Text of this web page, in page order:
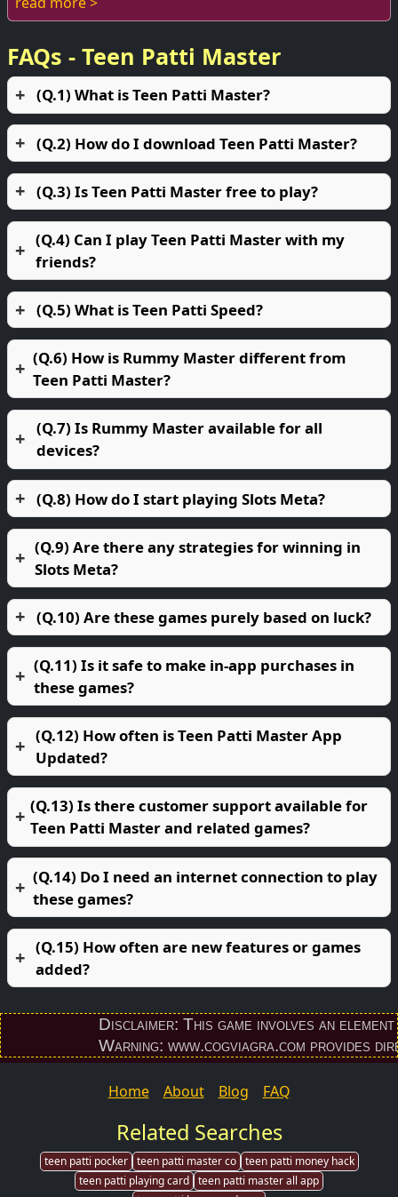
FAQs - Teen Patti Master
(Q.1) What is Teen Patti Master?
(Q.2) How do I download Teen Patti Master?
(Q.3) Is Teen Patti Master free to play?
(Q.4) Can I play Teen Patti Master with my
friends?
(Q.5) What is Teen Patti Speed?
(Q.6) How is Rummy Master different from
Teen Patti Master?
(Q.7) Is Rummy Master available for all
devices?
(Q.8) How do I start playing Slots Meta?
(Q.9) Are there any strategies for winning in
Slots Meta?
(Q.10) Are these games purely based on luck?
(Q.11) Is it safe to make in-app purchases in
these games?
(Q.12) How often is Teen Patti Master App
Updated?
(Q.13) Is there customer support available for
Teen Patti Master and related games?
(Q.14) Do I need an internet connection to play
these games?
(Q.15) How often are new features or games
added?
Disclaimer: This game involves an
Warning: www.cogviagra.com provides
Home About Blog FAQ
Related Searches
teen patti pocker teen patti master co
teen patti money hack
teen patti playing card teen patti master all app